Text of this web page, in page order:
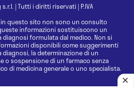
| Tutti i diritti riservati | P.IVA
questo sito non sono un consulto
informazioni sostituiscono un
formulata dal medico. Non si
disponibili come suggerimenti
la determinazione di un
o sospensione di un farmaco senza
di medicina generale o uno specialista.